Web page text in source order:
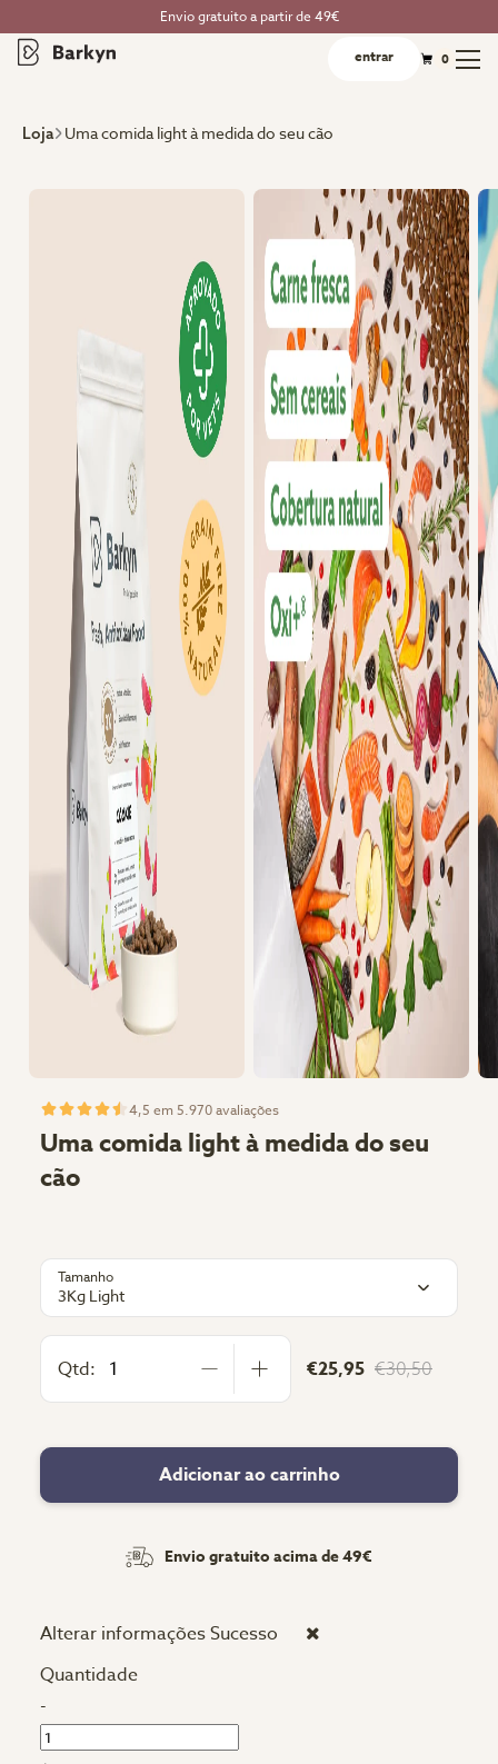
Envio gratuito a partir de 49€
entrar 0
Loja Uma comida light à medida do seu cão
4,5 em 5.970 avaliações
Uma comida light à medida do seu
cão
Tamanho
3Kg Light
Qtd: €25,95 €30,50
Adicionar ao carrinho
Envio gratuito acima de 49€
Alterar informaçõesSucesso
Quantidade
-